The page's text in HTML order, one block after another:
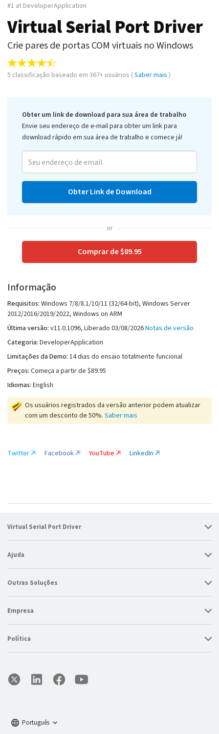
#1 at DeveloperApplication
Virtual Serial Port Driver
Crie pares de portas COM virtuais no Windows
5 classificação baseado em 367+ usuários (Saber mais )
Obter um link de download para sua área de trabalho
Envie seu endereço de e-mail para obter um link para
download rápido em sua área de trabalho e comece já!
Obter Link de Download
or
Comprar de $89.95
Informação
Requisitos: Windows 7/8/8.1/10/11 (32/64-bit), Windows Server
2012/2016/2019/2022, Windows on ARM
Última versão: v11.0.1096, Liberado 03/08/2026Notas de versão
Categoria: DeveloperApplication
Limitações da Demo: 14 dias do ensaio totalmente funcional
Preços: Começa a partir de $89.95
Idiomas: English
Os usuários registrados da versão anterior podem atualizar
com um desconto de 50%. Saber mais
Twitter Facebook YouTube LinkedIn
Virtual Serial Port Driver
Ajuda
Outras Soluções
Empresa
Política
Português